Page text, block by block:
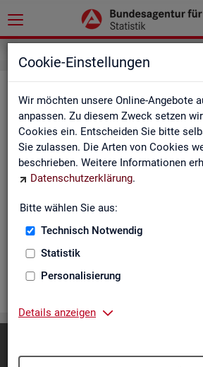
Cookie-Einstellungen
Wir möchten unsere Online-Angebote
anpassen. Zu diesem Zweck setzen
Cookies ein. Entscheiden Sie bitte
Sie zulassen. Die Arten von Cookies
beschrieben. Weitere Informationen
Datenschutzerklärung.
Bitte wählen Sie aus:
Technisch Notwendig
Statistik
Personalisierung
Details anzeigen
Ge­mein­de­da­ten der
rungs­pflich­tig
Wohn- und
land, Län­der, Krei­se
Die Ta­bel­len er­schei­nen jähr­lich und
über Be­stand, Ar­beits­ort, Wohn­ort,
Be­trie­be / Be­triebs­grö­ße, Pend­ler und